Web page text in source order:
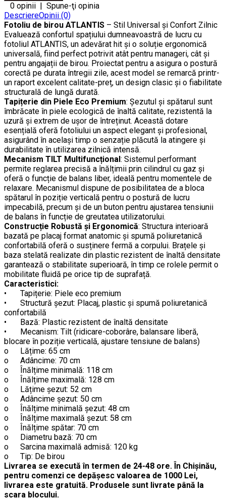
0 opinii | Spune-ţi opinia
DescriereOpinii (0)
Fotoliu de birou ATLANTIS – Stil Universal și Confort Zilnic
Evaluează confortul spațiului dumneavoastră de lucru cu
fotoliul ATLANTIS, un adevărat hit și o soluție ergonomică
universală, fiind perfect potrivit atât pentru manageri, cât și
pentru angajații de birou. Proiectat pentru a asigura o postură
corectă pe durata întregii zile, acest model se remarcă printr-
un raport excelent calitate-preț, un design clasic și o fiabilitate
structurală de lungă durată.
Tapițerie din Piele Eco Premium: Șezutul și spătarul sunt
îmbrăcate în piele ecologică de înaltă calitate, rezistentă la
uzură și extrem de ușor de întreținut. Această dotare
esențială oferă fotoliului un aspect elegant și profesional,
asigurând în același timp o senzație plăcută la atingere și
durabilitate în utilizarea zilnică intensă.
Mecanism TILT Multifuncțional: Sistemul performant
permite reglarea precisă a înălțimii prin cilindrul cu gaz și
oferă o funcție de balans liber, ideală pentru momentele de
relaxare. Mecanismul dispune de posibilitatea de a bloca
spătarul în poziție verticală pentru o postură de lucru
impecabilă, precum și de un buton pentru ajustarea tensiunii
de balans în funcție de greutatea utilizatorului.
Construcție Robustă și Ergonomică: Structura interioară
bazată pe placaj format anatomic și spumă poliuretanică
confortabilă oferă o susținere fermă a corpului. Brațele și
baza stelată realizate din plastic rezistent de înaltă densitate
garantează o stabilitate superioară, în timp ce rolele permit o
mobilitate fluidă pe orice tip de suprafață.
Caracteristici:
•
Tapițerie: Piele eco premium
•
Structură șezut: Placaj, plastic și spumă poliuretanică
confortabilă
•
Bază: Plastic rezistent de înaltă densitate
•
Mecanism: Tilt (ridicare-coborâre, balansare liberă,
blocare în poziție verticală, ajustare tensiune de balans)
o
Lățime: 65 cm
o
Adâncime: 70 cm
o
Înălțime minimală: 118 cm
o
Înălțime maximală: 128 cm
o
Lățime șezut: 52 cm
o
Adâncime șezut: 50 cm
o
Înălțime minimală șezut: 48 cm
o
Înălțime maximală șezut: 58 cm
o
Înălțime spătar: 70 cm
o
Diametru bază: 70 cm
o
Sarcina maximală admisă: 120 kg
o
Tip: De birou
Livrarea se execută în termen de 24-48 ore. În Chișinău,
pentru comenzi ce depășesc valoarea de 1000 Lei,
livrarea este gratuită. Produsele sunt livrate până la
scara blocului.